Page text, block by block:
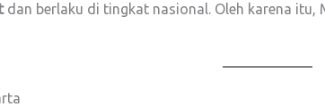
dan berlaku di tingkat nasional. Oleh karena itu,